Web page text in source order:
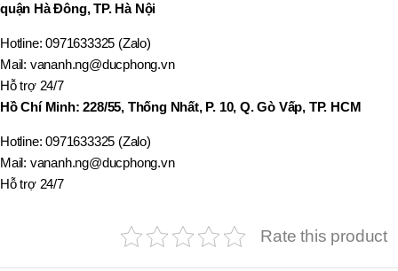
quận Hà Đông, TP. Hà Nội
Hotline: 0971633325 (Zalo)
Mail: vananh.ng@ducphong.vn
Hỗ trợ 24/7
Hồ Chí Minh: 228/55, Thống Nhất, P. 10, Q. Gò Vấp, TP. HCM
Hotline: 0971633325 (Zalo)
Mail: vananh.ng@ducphong.vn
Hỗ trợ 24/7
Rate this product